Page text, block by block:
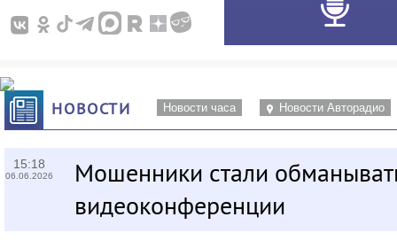
НОВОСТИ Новости часа Новости Авторадио
15:18
06.06.2026
Мошенники стали
видеоконференции